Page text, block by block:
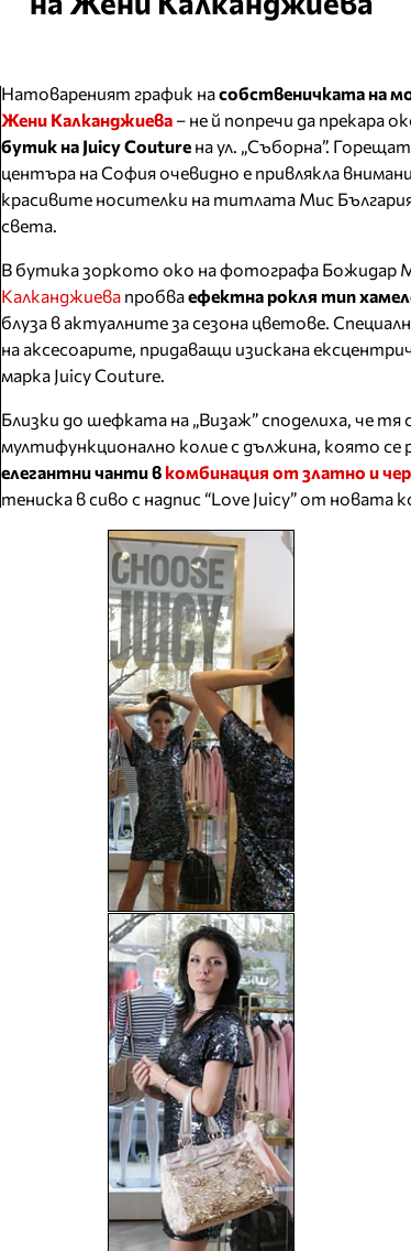
Натовареният график насобственичката на
Жени Калканджиева – не й попречи да прекара
бутик на Juicy Couture на ул. „Съборна”.
центъра на София очевидно е привлякла
красивите носителки на титлата Мис
света.
В бутика зоркото око на фотографа Божидар
Калканджиева пробваефектна рокля тип
блуза в актуалните за сезона цветове.
на аксесоарите, придаващи изискана
марка Juicy Couture.
Близки до шефката на „Визаж” споделиха, че тя
мултифункционално колие с дължина, която се
елегантни чанти в комбинация от златно и
тениска в сиво с надпис “Love Juicy” от новата